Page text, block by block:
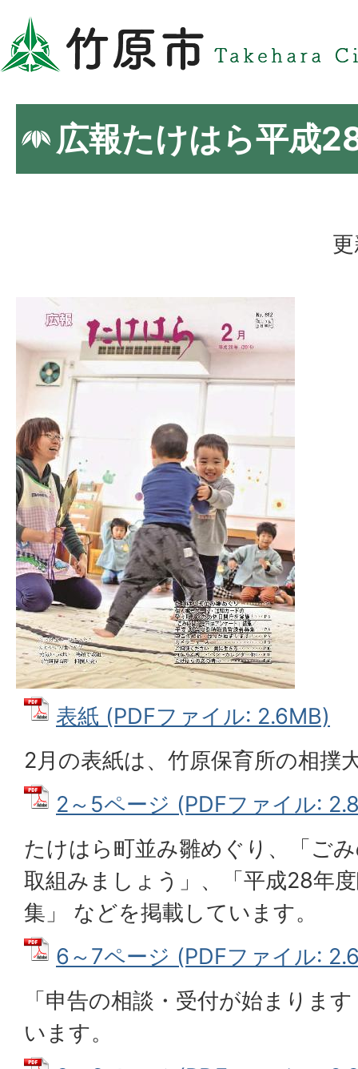
広報たけはら平成
表紙 (PDFファイル: 2.6MB)
2月の表紙は、竹原保育所の相撲
2～5ページ (PDFファイル:
たけはら町並み雛めぐり、「ご
取組みましょう」、「平成28年
集」 などを掲載しています。
6～7ページ (PDFファイル:
「申告の相談・受付が始まりま
います。